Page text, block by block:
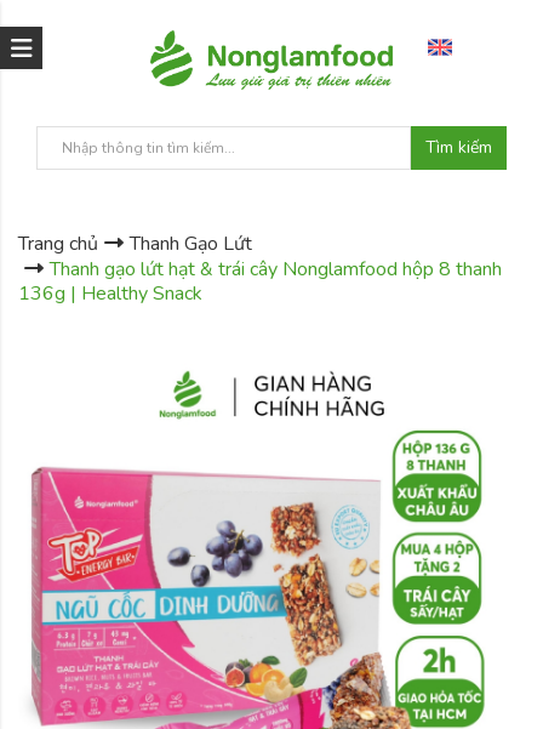
Tìm kiếm
Trang chủ
Thanh Gạo Lứt
Thanh gạo lứt hạt & trái cây Nonglamfood hộp 8 thanh
136g | Healthy Snack